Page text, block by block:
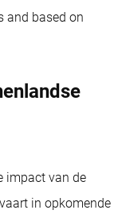
and based on
impact van de
in opkomende